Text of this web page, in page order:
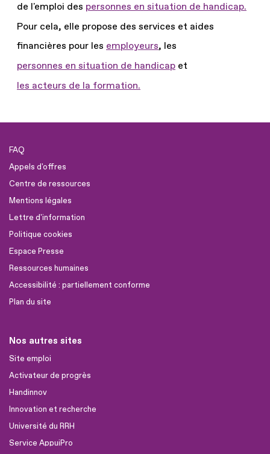
de l'emploi des personnes en situation de handicap.
Pour cela, elle propose des services et aides
financières pour les employeurs, les
personnes en situation de handicap et
les acteurs de la formation.
FAQ
Appels d'offres
Centre de ressources
Mentions légales
Lettre d'information
Politique cookies
Espace Presse
Ressources humaines
Accessibilité : partiellement conforme
Plan du site
Nos autres sites
Site emploi
Activateur de progrès
Handinnov
Innovation et recherche
Université du RRH
Service AppuiPro